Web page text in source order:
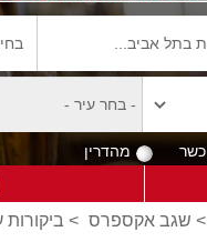
כשר מהדרין
> שגב אקספרס >